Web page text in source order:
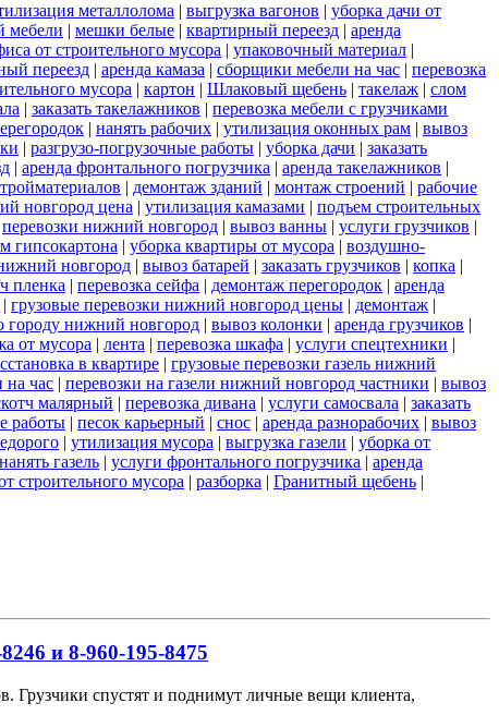
металлолома | выгрузка вагонов | уборка дачи от
мебели | мешки белые | квартирный переезд | аренда
от строительного мусора | упаковочный материал |
переезд | аренда камаза | сборщики мебели на час | перевозка
мусора | картон | Шлаковый щебень | такелаж | слом
| заказать такелажников | перевозка мебели с грузчиками
| нанять рабочих | утилизация оконных рам | вывоз
| разгрузо-погрузочные работы | уборка дачи | заказать
| аренда фронтального погрузчика | аренда такелажников |
| демонтаж зданий | монтаж строений | рабочие
новгород цена | утилизация камазами | подъем строительных
перевозки нижний новгород | вывоз ванны | услуги грузчиков |
гипсокартона | уборка квартиры от мусора | воздушно-
новгород | вывоз батарей | заказать грузчиков | копка |
пленка | перевозка сейфа | демонтаж перегородок | аренда
| грузовые перевозки нижний новгород цены | демонтаж |
городу нижний новгород | вывоз колонки | аренда грузчиков |
от мусора | лента | перевозка шкафа | услуги спецтехники |
в квартире | грузовые перевозки газель нижний
на час | перевозки на газели нижний новгород частники | вывоз
малярный | перевозка дивана | услуги самосвала | заказать
работы | песок карьерный | снос | аренда разнорабочих | вывоз
| утилизация мусора | выгрузка газели | уборка от
нанять газель | услуги фронтального погрузчика | аренда
строительного мусора | разборка | Гранитный щебень |
и 8-960-195-8475
Грузчики спустят и поднимут личные вещи клиента,